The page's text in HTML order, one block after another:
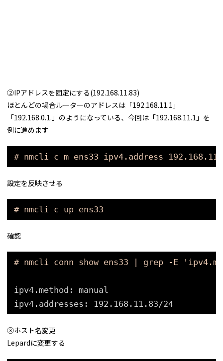
➁IPアドレスを固定にする(192.168.11.83)
ほとんどの場合ルーターのアドレスは「192.168.11.1」
「192.168.0.1.」のようになっている、今回は「192.168.11.1」を
例に進めます
# nmcli c m ens33 ipv4.address
設定を反映させる
# nmcli c up ens33
確認
# nmcli conn show ens33 | grep -E
ipv4.method: manual
ipv4.addresses: 192.168.11.83/24
➂ホスト名変更
Lepardに変更する